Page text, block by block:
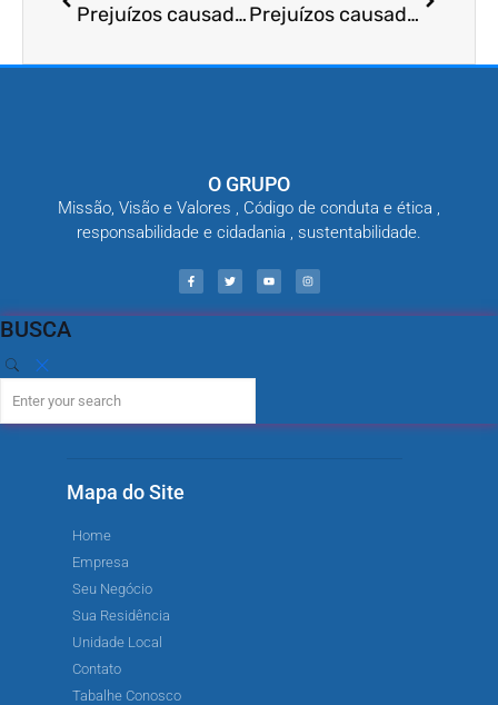
Prejuí­zos causados por baratas Prejuí­zos causados por cupins
O GRUPO
Missão, Visão e Valores , Código de conduta e ética ,
responsabilidade e cidadania , sustentabilidade.
BUSCA
Mapa do Site
Home
Empresa
Seu Negócio
Sua Residência
Unidade Local
Contato
Tabalhe Conosco